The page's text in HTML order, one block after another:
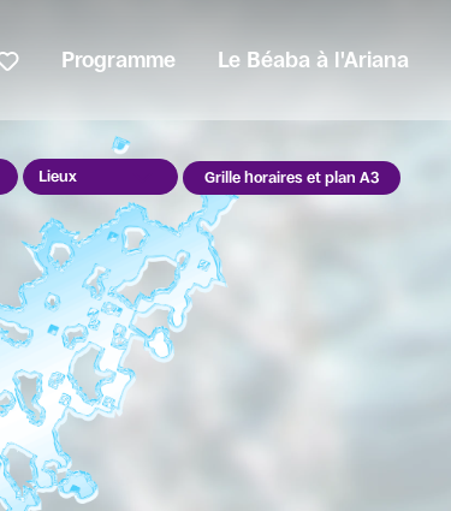
Lieux Grille horaires et plan A3
Programme Le Béaba à l'Ariana